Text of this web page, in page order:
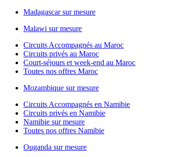
Madagascar sur mesure
Malawi sur mesure
Circuits Accompagnés au Maroc
Circuits privés au Maroc
Court-séjours et week-end au Maroc
Toutes nos offres Maroc
Mozambique sur mesure
Circuits Accompagnés en Namibie
Circuits privés en Namibie
Namibie sur mesure
Toutes nos offres Namibie
Ouganda sur mesure